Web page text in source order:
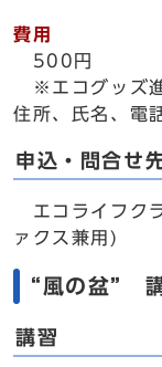
費用
500円
※エコグッズ
住所、氏名、電
申込・問合せ
エコライフク
ァクス兼用)
“風の盆”
講習